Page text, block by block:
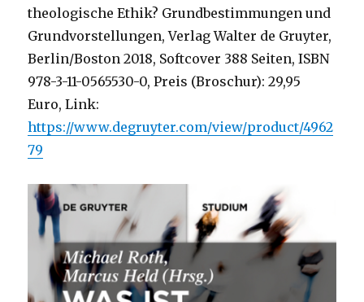
theologische Ethik? Grundbestimmungen und
Grundvorstellungen, Verlag Walter de Gruyter,
Berlin/Boston 2018, Softcover 388 Seiten, ISBN
978-3-11-0565530-0, Preis (Broschur): 29,95
Euro, Link:
https://www.degruyter.com/view/product/4962
79